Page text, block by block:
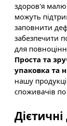
здоров'я
можуть
заповнити
забезпечити
для
Проста та
упаковка та
нашу
споживачів по